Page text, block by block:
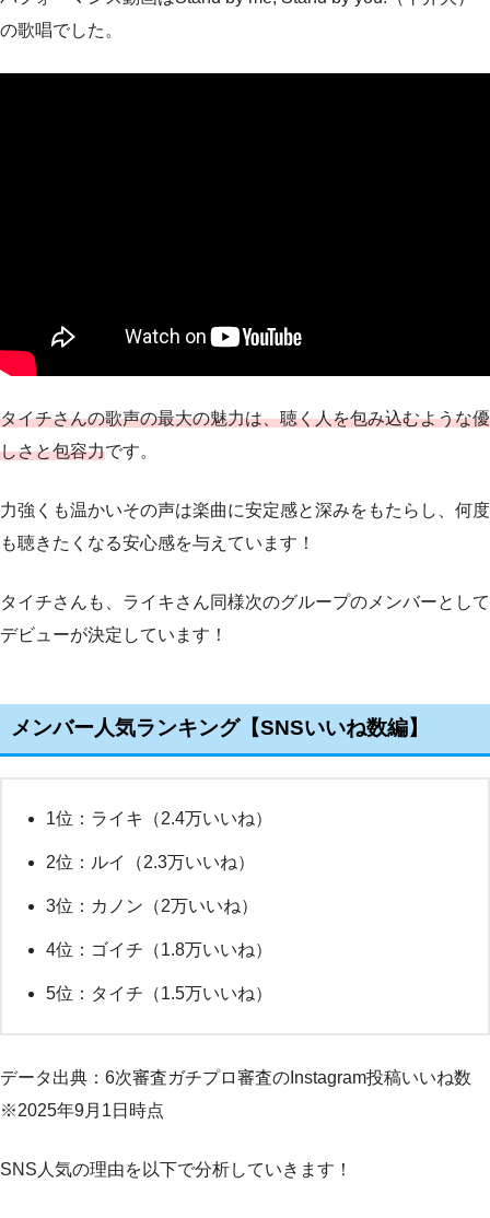
の歌唱でした。
タイチさんの歌声の最大の魅力は、聴く人を包み込むような優
しさと包容力です。
力強くも温かいその声は楽曲に安定感と深みをもたらし、何度
も聴きたくなる安心感を与えています！
タイチさんも、ライキさん同様次のグループのメンバーとして
デビューが決定しています！
メンバー人気ランキング【SNSいいね数編】
1位：ライキ（2.4万いいね）
2位：ルイ（2.3万いいね）
3位：カノン（2万いいね）
4位：ゴイチ（1.8万いいね）
5位：タイチ（1.5万いいね）
データ出典：6次審査ガチプロ審査のInstagram投稿いいね数
※2025年9月1日時点
SNS人気の理由を以下で分析していきます！